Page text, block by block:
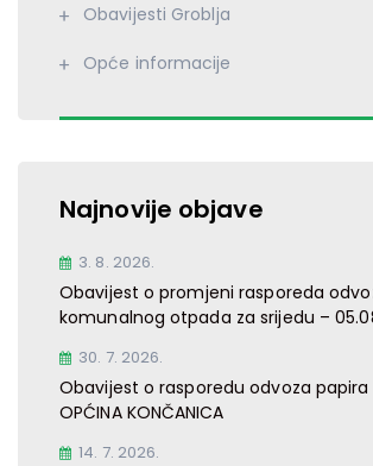
Obavijesti Groblja
Opće informacije
Najnovije objave
3. 8. 2026.
Obavijest o promjeni rasporeda
komunalnog otpada za srijedu –
30. 7. 2026.
Obavijest o rasporedu odvoza papira
OPĆINA KONČANICA
14. 7. 2026.